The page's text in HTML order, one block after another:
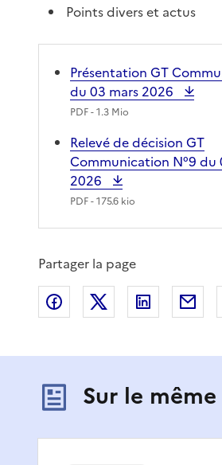
Points divers et actus
Présentation GT
du 03 mars 2026
PDF- 1.3 Mio
Relevé de décision GT
Communication N°9 du
2026
PDF- 175.6 kio
Partager la page
Partager sur Facebook
Partager sur X
Partager
Sur le